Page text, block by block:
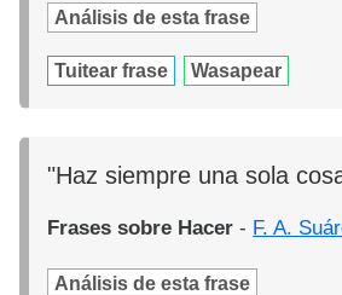
Análisis de esta frase
Tuitear frase Wasapear
"Haz siempre una sola
Frases sobre Hacer - F. A.
Análisis de esta frase